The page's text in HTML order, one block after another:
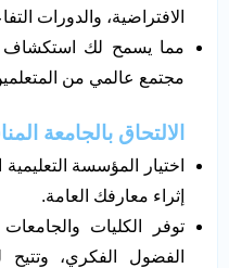
الافتراضية، والدورات
مما يسمح لك استكشاف
مجتمع عالمي من
الالتحاق بالجامعة
اختيار المؤسسة
إثراء معارفك العامة.
توفر الكليات
الفضول الفكري،